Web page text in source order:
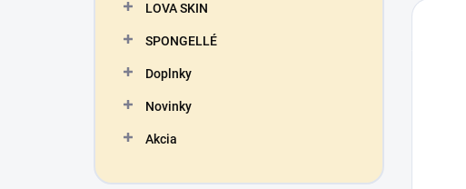
LOVA SKIN
SPONGELLÉ
Doplnky
Novinky
Akcia